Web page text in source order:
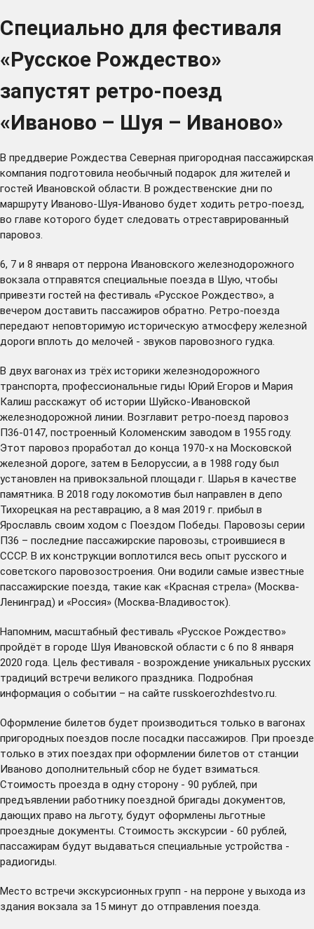
Специально для фестиваля
«Русское Рождество»
запустят ретро-поезд
«Иваново – Шуя – Иваново»
В преддверие Рождества Северная пригородная пассажирская
компания подготовила необычный подарок для жителей и
гостей Ивановской области. В рождественские дни по
маршруту Иваново-Шуя-Иваново будет ходить ретро-поезд,
во главе которого будет следовать отреставрированный
паровоз.
6, 7 и 8 января от перрона Ивановского железнодорожного
вокзала отправятся специальные поезда в Шую, чтобы
привезти гостей на фестиваль «Русское Рождество», а
вечером доставить пассажиров обратно. Ретро-поезда
передают неповторимую историческую атмосферу железной
дороги вплоть до мелочей - звуков паровозного гудка.
В двух вагонах из трёх историки железнодорожного
транспорта, профессиональные гиды Юрий Егоров и Мария
Калиш расскажут об истории Шуйско-Ивановской
железнодорожной линии. Возглавит ретро-поезд паровоз
П36-0147, построенный Коломенским заводом в 1955 году.
Этот паровоз проработал до конца 1970-х на Московской
железной дороге, затем в Белоруссии, а в 1988 году был
установлен на привокзальной площади г. Шарья в качестве
памятника. В 2018 году локомотив был направлен в депо
Тихорецкая на реставрацию, а 8 мая 2019 г. прибыл в
Ярославль своим ходом с Поездом Победы. Паровозы серии
П36 – последние пассажирские паровозы, строившиеся в
СССР. В их конструкции воплотился весь опыт русского и
советского паровозостроения. Они водили самые известные
пассажирские поезда, такие как «Красная стрела» (Москва-
Ленинград) и «Россия» (Москва-Владивосток).
Напомним, масштабный фестиваль «Русское Рождество»
пройдёт в городе Шуя Ивановской области с 6 по 8 января
2020 года. Цель фестиваля - возрождение уникальных русских
традиций встречи великого праздника. Подробная
информация о событии – на сайте russkoerozhdestvo.ru.
Оформление билетов будет производиться только в вагонах
пригородных поездов после посадки пассажиров. При проезде
только в этих поездах при оформлении билетов от станции
Иваново дополнительный сбор не будет взиматься.
Стоимость проезда в одну сторону - 90 рублей, при
предъявлении работнику поездной бригады документов,
дающих право на льготу, будут оформлены льготные
проездные документы. Стоимость экскурсии - 60 рублей,
пассажирам будут выдаваться специальные устройства -
радиогиды.
Место встречи экскурсионных групп - на перроне у выхода из
здания вокзала за 15 минут до отправления поезда.